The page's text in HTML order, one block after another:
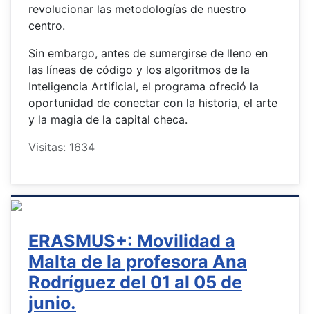
revolucionar las metodologías de nuestro
centro.
Sin embargo, antes de sumergirse de lleno en
las líneas de código y los algoritmos de la
Inteligencia Artificial, el programa ofreció la
oportunidad de conectar con la historia, el arte
y la magia de la capital checa.
Visitas: 1634
ERASMUS+: Movilidad a
Malta de la profesora Ana
Rodríguez del 01 al 05 de
junio.